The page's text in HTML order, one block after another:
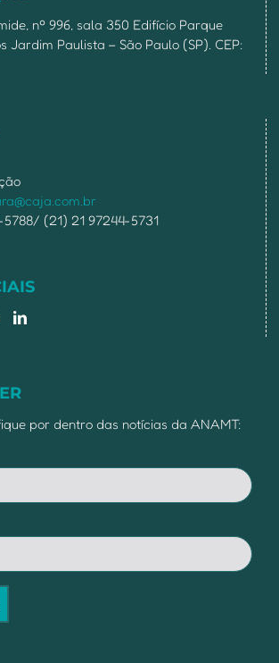
nº 996, sala 350 Edifício Parque
Jardim Paulista – São Paulo (SP). CEP:
(21) 21 97244-5731
por dentro das notícias da ANAMT: